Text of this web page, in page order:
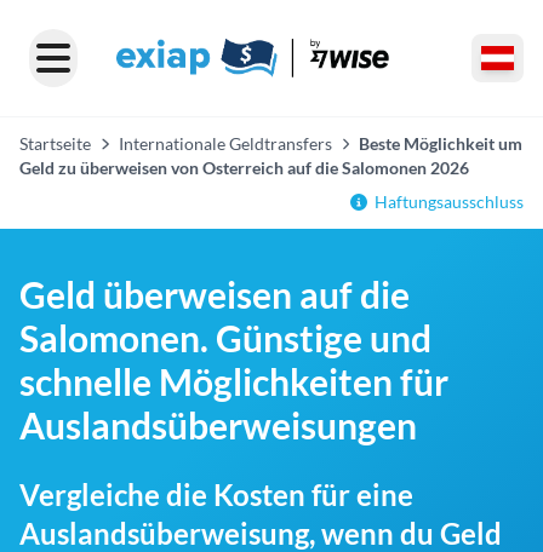
Startseite Internationale Geldtransfers
Beste Möglichkeit um
Geld zu überweisen von Osterreich auf die Salomonen 2026
Haftungsausschluss
Geld überweisen auf die
Salomonen. Günstige und
schnelle Möglichkeiten für
Auslandsüberweisungen
Vergleiche die Kosten für eine
Auslandsüberweisung, wenn du Geld